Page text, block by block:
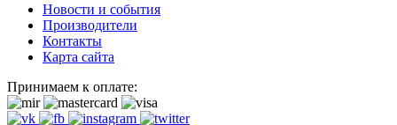
Новости и события
Производители
Контакты
Карта сайта
Принимаем к оплате: